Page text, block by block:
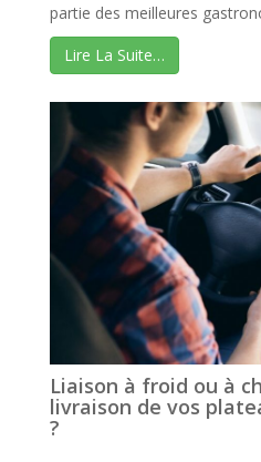
partie des meilleures
Lire La Suite…
Liaison à froid ou à
livraison de vos
?